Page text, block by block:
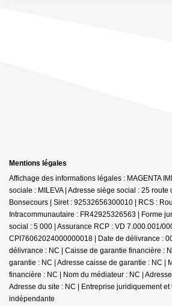
Mentions légales
Affichage des informations légales : MAGENTA
sociale : MILEVA | Adresse siège social : 25 route
Bonsecours | Siret : 92532656300010 | RCS :
Intracommunautaire : FR42925326563 | Forme
social : 5 000 | Assurance RCP : VD 7.000.001/
CPI76062024000000018 | Date de délivrance :
délivrance : NC | Caisse de garantie financière :
garantie : NC | Adresse caisse de garantie : NC |
financière : NC | Nom du médiateur : NC |
Adresse du site : NC | Entreprise juridiquement
indépendante